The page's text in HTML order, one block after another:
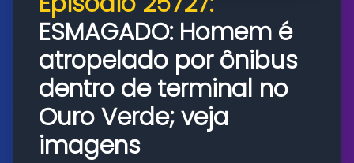
ESMAGADO: Homem é
atropelado por ônibus
dentro de terminal no
Ouro Verde; veja
imagens